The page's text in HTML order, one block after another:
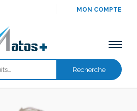
MON COMPTE
Recherche